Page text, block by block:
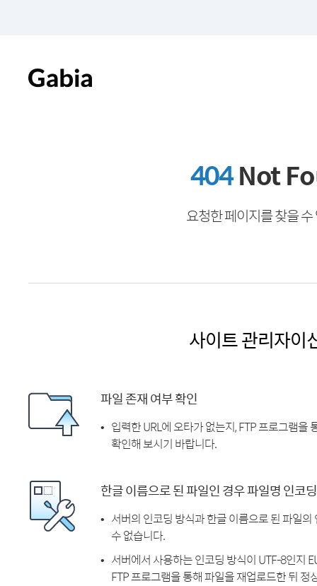
404Not
요청한 페이지를 찾을
사이트 관리자이
파일 존재 여부 확인
입력한 URL에 오타가 없는지, FTP 프로그램
확인해 보시기 바랍니다.
한글 이름으로 된 파일인 경우 파일명 인코
서버의 인코딩 방식과 한글 이름으로 된 파일
수 없습니다.
서버에서 사용하는 인코딩 방식이 UTF-8인지
FTP 프로그램을 통해 파일을 재업로드한 뒤